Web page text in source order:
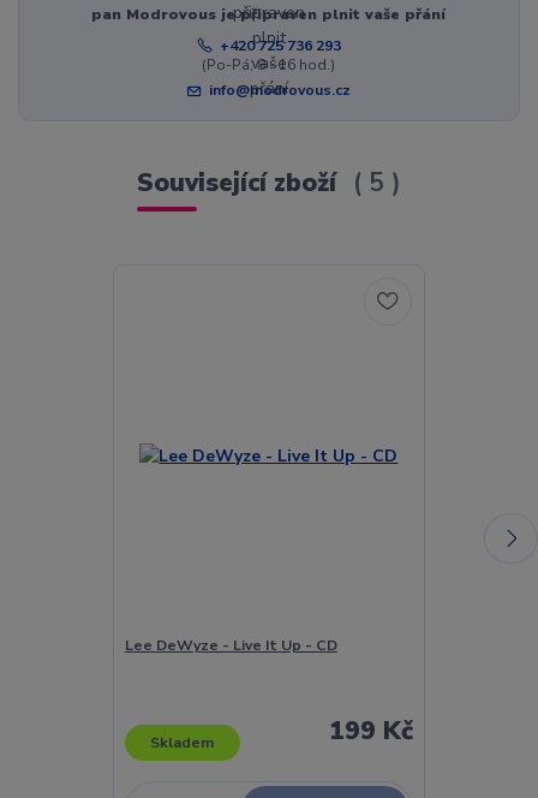
pan Modrovous je připraven plnit vaše přání
+420 725 736 293
(Po-Pá, 8 - 16 hod.)
info@modrovous.cz
Související zboží 5
Lee DeWyze - Live It Up - CD
199 Kč
Skladem